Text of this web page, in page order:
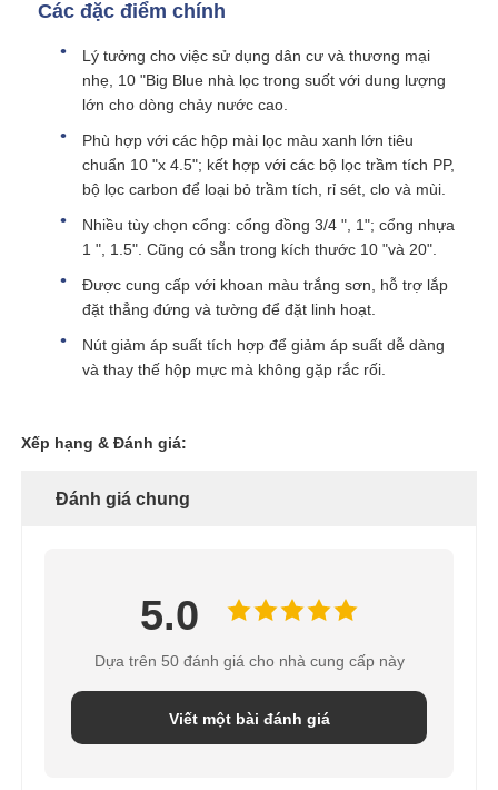
Bình chịu áp lực FRP
Nhựa trao đổi ion
Van điều khiển bộ lọc
Van điện từ
Các đặc điểm chính
Lý tưởng cho việc sử dụng dân cư và thương mại
nhẹ, 10 "Big Blue nhà lọc trong suốt với dung lượng
lớn cho dòng chảy nước cao.
Phù hợp với các hộp mài lọc màu xanh lớn tiêu
chuẩn 10 "x 4.5"; kết hợp với các bộ lọc trầm tích PP,
bộ lọc carbon để loại bỏ trầm tích, rỉ sét, clo và mùi.
Nhiều tùy chọn cổng: cổng đồng 3/4 ", 1"; cổng nhựa
1 ", 1.5". Cũng có sẵn trong kích thước 10 "và 20".
Được cung cấp với khoan màu trắng sơn, hỗ trợ lắp
đặt thẳng đứng và tường để đặt linh hoạt.
Nút giảm áp suất tích hợp để giảm áp suất dễ dàng
và thay thế hộp mực mà không gặp rắc rối.
Xếp hạng & Đánh giá:
Đánh giá chung
5.0
Dựa trên 50 đánh giá cho nhà cung cấp này
Viết một bài đánh giá